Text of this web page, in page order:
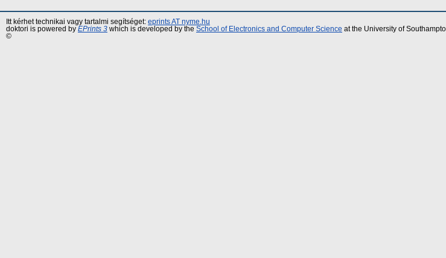
Itt kérhet technikai vagy tartalmi segítséget: eprints AT nyme.hu
doktori is powered by EPrints 3 which is developed by the School of Electronics and Computer Science at the University of
©